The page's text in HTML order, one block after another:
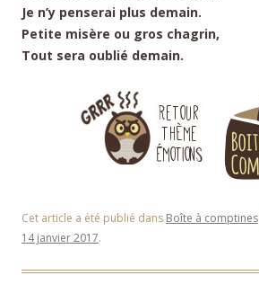
Je n’y penserai plus demain.
Petite misère ou gros chagrin,
Tout sera oublié demain.
Cet article a été publié dans Boîte à comptines
14 janvier 2017.